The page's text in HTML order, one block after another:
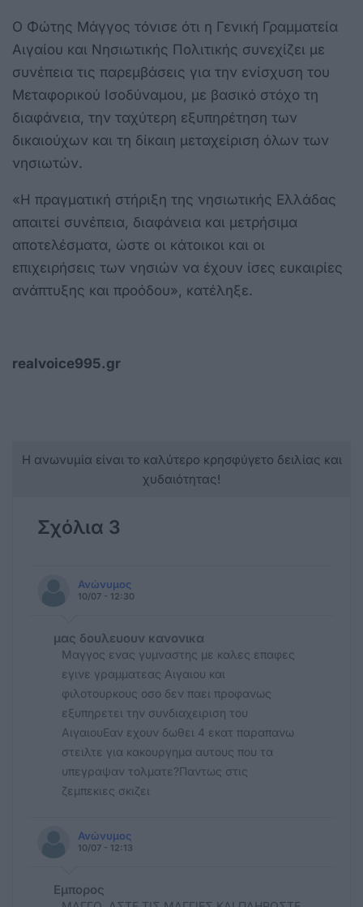
Ο Φώτης Μάγγος τόνισε ότι η Γενική Γραμματεία
Αιγαίου και Νησιωτικής Πολιτικής συνεχίζει με
συνέπεια τις παρεμβάσεις για την ενίσχυση του
Μεταφορικού Ισοδύναμου, με βασικό στόχο τη
διαφάνεια, την ταχύτερη εξυπηρέτηση των
δικαιούχων και τη δίκαιη μεταχείριση όλων των
νησιωτών.
«Η πραγματική στήριξη της νησιωτικής Ελλάδας
απαιτεί συνέπεια, διαφάνεια και μετρήσιμα
αποτελέσματα, ώστε οι κάτοικοι και οι
επιχειρήσεις των νησιών να έχουν ίσες ευκαιρίες
ανάπτυξης και προόδου», κατέληξε.
realvoice995.gr
Η ανωνυμία είναι το καλύτερο κρησφύγετο δειλίας και
χυδαιότητας!
Σχόλια 3
Ανώνυμος
10/07 - 12:30
μας δουλευουν κανονικα
Μαγγος ενας γυμναστης με καλες επαφες
εγινε γραμματεας Αιγαιου και
φιλοτουρκους οσο δεν παει προφανως
εξυπηρετει την συνδιαχειριση του
ΑιγαιουΕαν εχουν δωθει 4 εκατ παραπανω
στειλτε για κακουργημα αυτους που τα
υπεγραψαν τολματε?Παντως στις
ζεμπεκιες σκιζει
Ανώνυμος
10/07 - 12:13
Εμπορος